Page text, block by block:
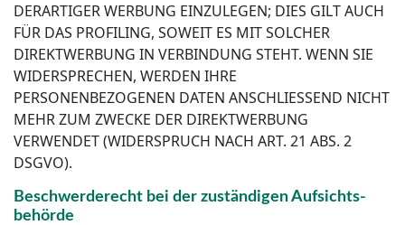
DERARTIGER WERBUNG EINZULEGEN; DIES GILT AUCH
FÜR DAS PROFILING, SOWEIT ES MIT SOLCHER
DIREKTWERBUNG IN VERBINDUNG STEHT. WENN SIE
WIDERSPRECHEN, WERDEN IHRE
PERSONENBEZOGENEN DATEN ANSCHLIESSEND NICHT
MEHR ZUM ZWECKE DER DIREKTWERBUNG
VERWENDET (WIDERSPRUCH NACH ART. 21 ABS. 2
DSGVO).
Beschwerde­recht bei der zuständigen Aufsichts­
behörde